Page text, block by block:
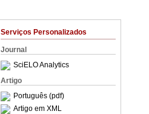
Serviços Personalizados
Journal
SciELO Analytics
Artigo
Português (pdf)
Artigo em XML